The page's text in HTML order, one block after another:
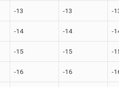
-13 -13 -
-14 -14 -
-15 -15 -
-16 -16 -